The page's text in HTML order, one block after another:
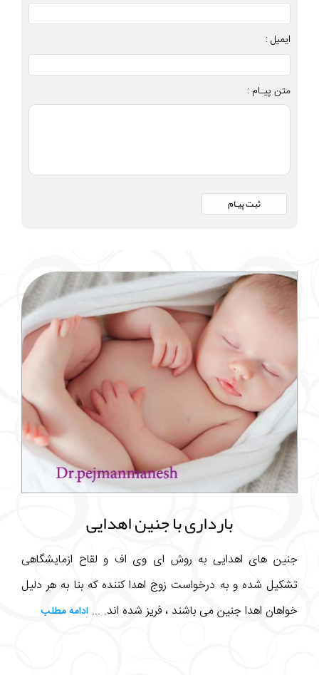
ایمیل :
متن پیـام :
بارداری با جنین اهدایی
جنین های اهدایی به روش ای وی اف و لقاح ازمایشگاهی
تشکیل شده و به درخواست زوج اهدا کننده که بنا به هر دلیل
خواهان اهدا جنین می باشند ، فریز شده اند. ... ادامه مطلب